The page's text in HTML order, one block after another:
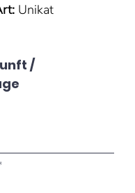
Unikat
farb - und
Acrylfarben
zum
und Intensität
/